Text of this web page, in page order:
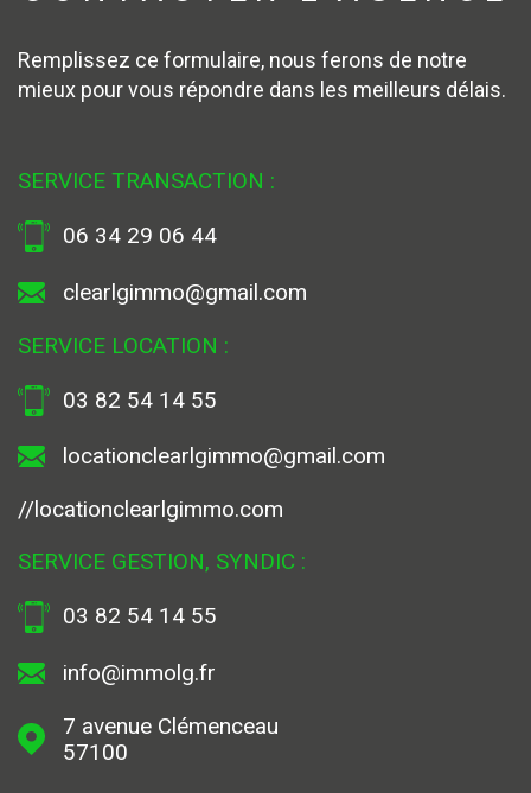
Remplissez ce formulaire, nous ferons de notre
mieux pour vous répondre dans les meilleurs délais.
SERVICE TRANSACTION :
06 34 29 06 44
clearlgimmo@gmail.com
SERVICE LOCATION :
03 82 54 14 55
locationclearlgimmo@gmail.com
//locationclearlgimmo.com
SERVICE GESTION, SYNDIC :
03 82 54 14 55
info@immolg.fr
7 avenue Clémenceau
57100